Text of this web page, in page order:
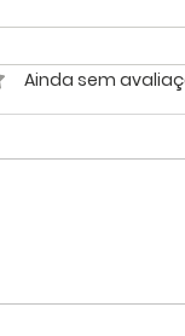
0 de 5
Ainda sem